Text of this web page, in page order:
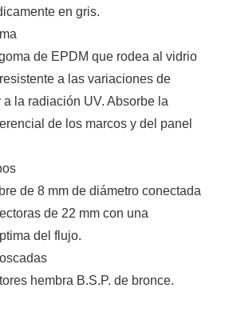
en gris.
de EPDM que rodea al vidrio
a las variaciones de
a la radiación UV. Absorbe la
de los marcos y del panel
de 8 mm de diámetro conectada
de 22 mm con una
del flujo.
hembra B.S.P. de bronce.